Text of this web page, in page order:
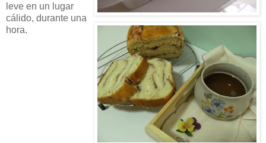
leve en un lugar
cálido, durante una
hora.